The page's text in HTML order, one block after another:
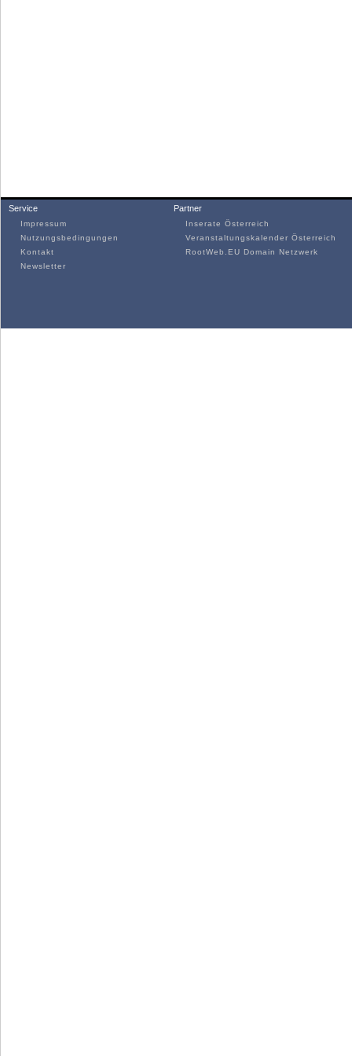
Service
Impressum
Nutzungsbedingungen
Kontakt
Newsletter
Partner
Inserate Österreich
Veranstaltungskalender Österreich
RootWeb.EU Domain Netzwerk